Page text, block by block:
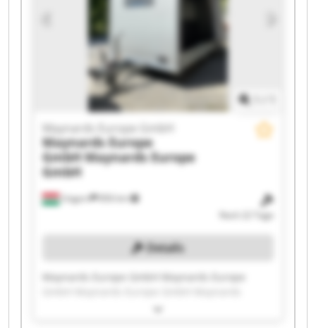
GmbH Maynards Europe GmbH Maynards
Europe GmbH Maynards Europe GmbH
Ungarn 856 km
Maynards Europe GmbH
Maynards Europe
GmbHMaynards Europe
GmbH
Noch 22 Tage
Details
Maynards Europe GmbH Maynards Europe
Europe GmbH Maynards Europe GmbH